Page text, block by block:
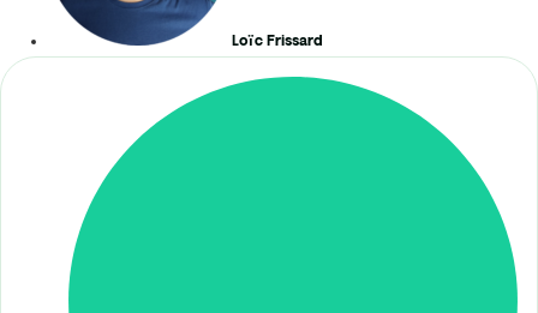
Loïc Frissard